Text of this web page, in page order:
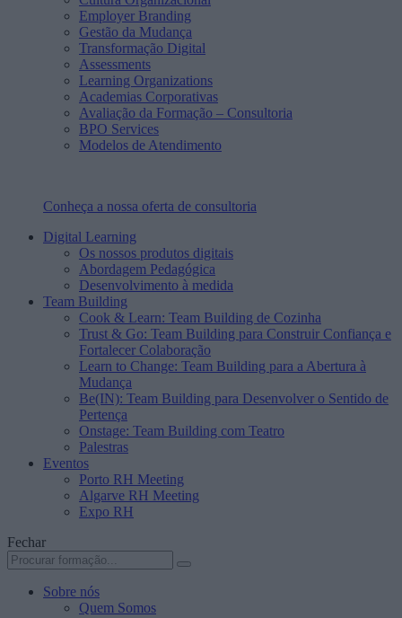
Employer Branding
Gestão da Mudança
Transformação Digital
Assessments
Learning Organizations
Academias Corporativas
Avaliação da Formação – Consultoria
BPO Services
Modelos de Atendimento
Conheça a nossa oferta de consultoria
Digital Learning
Os nossos produtos digitais
Abordagem Pedagógica
Desenvolvimento à medida
Team Building
Cook & Learn: Team Building de Cozinha
Trust & Go: Team Building para Construir Confiança e
Fortalecer Colaboração
Learn to Change: Team Building para a Abertura à
Mudança
Be(IN): Team Building para Desenvolver o Sentido de
Pertença
Onstage: Team Building com Teatro
Palestras
Eventos
Porto RH Meeting
Algarve RH Meeting
Expo RH
Fechar
Sobre nós
Quem Somos